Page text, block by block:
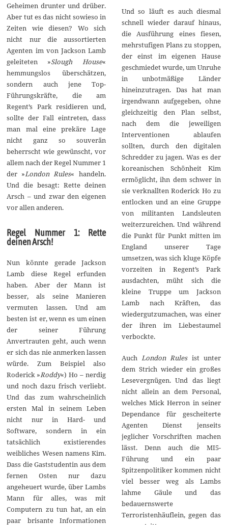
Geheimen drunter und drüber.
Aber tut es das nicht sowieso in
Zeiten wie diesen? Wo sich
nicht nur die aussortierten
Agenten im von Jackson Lamb
geleiteten »Slough House«
hemmungslos überschätzen,
sondern auch jene Top-
Führungskräfte, die am
Regent’s Park residieren und,
sollte der Fall eintreten, dass
man mal eine prekäre Lage
nicht ganz so souverän
beherrscht wie gewünscht, vor
allem nach der Regel Nummer 1
der »London Rules« handeln.
Und die besagt: Rette deinen
Arsch – und zwar den eigenen
vor allen anderen.
Regel Nummer 1: Rette
deinen Arsch!
Nun könnte gerade Jackson
Lamb diese Regel erfunden
haben. Aber der Mann ist
besser, als seine Manieren
vermuten lassen. Und am
besten ist er, wenn es um einen
der seiner Führung
Anvertrauten geht, auch wenn
er sich das nie anmerken lassen
würde. Zum Beispiel also
Roderick »Roddy«) Ho – nerdig
und noch dazu frisch verliebt.
Und das zum wahrscheinlich
ersten Mal in seinem Leben
nicht nur in Hard- und
Software, sondern in ein
tatsächlich existierendes
weibliches Wesen namens Kim.
Dass die Gaststudentin aus dem
fernen Osten nur dazu
angeheuert wurde, über Lambs
Mann für alles, was mit
Computern zu tun hat, an ein
paar brisante Informationen
Und so läuft es auch diesmal
schnell wieder darauf hinaus,
die Ausführung eines fiesen,
mehrstufigen Plans zu stoppen,
der einst im eigenen Hause
geschmiedet wurde, um Unruhe
in unbotmäßige Länder
hineinzutragen. Das hat man
irgendwann aufgegeben, ohne
gleichzeitig den Plan selbst,
nach dem die jeweiligen
Interventionen ablaufen
sollten, durch den digitalen
Schredder zu jagen. Was es der
koreanischen Schönheit Kim
ermöglicht, ihn dem schwer in
sie verknallten Roderick Ho zu
entlocken und an eine Gruppe
von militanten Landsleuten
weiterzureichen. Und während
die Punkt für Punkt mitten im
England unserer Tage
umsetzen, was sich kluge Köpfe
vorzeiten in Regent’s Park
ausdachten, müht sich die
kleine Truppe um Jackson
Lamb nach Kräften, das
wiedergutzumachen, was einer
der ihren im Liebestaumel
verbockte.
Auch London Rules ist unter
dem Strich wieder ein großes
Lesevergnügen. Und das liegt
nicht allein an dem Personal,
welches Mick Herron in seiner
Dependance für gescheiterte
Agenten Dienst jenseits
jeglicher Vorschriften machen
lässt. Denn auch die MI5-
Führung und ein paar
Spitzenpolitiker kommen nicht
viel besser weg als Lambs
lahme Gäule und das
bedauernswerte
Terroristenhäuflein, gegen das